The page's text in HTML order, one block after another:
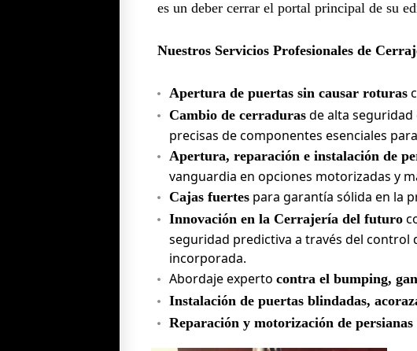
es un deber cerrar el portal principal de su
Nuestros Servicios Profesionales de
Apertura de puertas sin causar roturas
Cambio de cerraduras de alta
precisas de componentes esenciales
Apertura, reparación e instalación de
vanguardia en opciones motorizadas y
Cajas fuertes para garantía sólida en la
Innovación en la Cerrajería del futuro
seguridad predictiva a través del control
incorporada.
Abordaje experto contra el bumping,
Instalación de puertas blindadas,
Reparación y motorización de persianas